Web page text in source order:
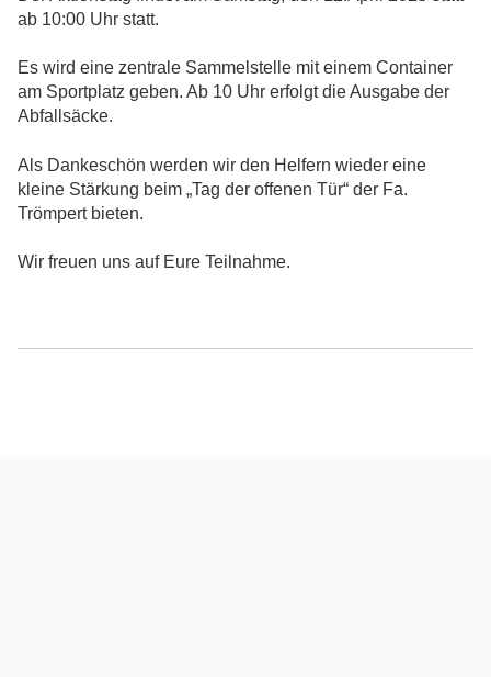
ab 10:00 Uhr statt.
Es wird eine zentrale Sammelstelle mit einem Container
am Sportplatz geben. Ab 10 Uhr erfolgt die Ausgabe der
Abfallsäcke.
Als Dankeschön werden wir den Helfern wieder eine
kleine Stärkung beim „Tag der offenen Tür“ der Fa.
Trömpert bieten.
Wir freuen uns auf Eure Teilnahme.